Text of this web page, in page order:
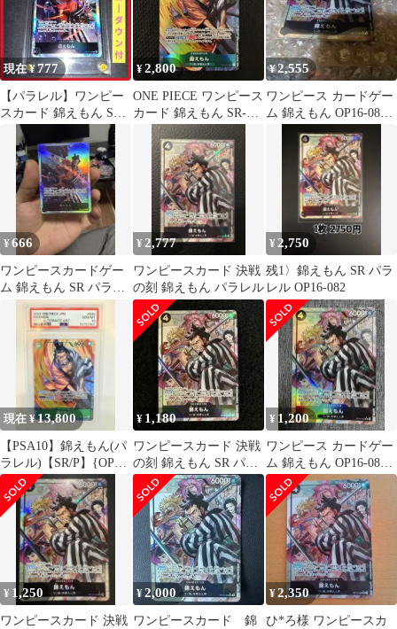
現在 ¥777
【パラレル】ワンピー
スカード 錦えもん SR
OP16-082 決戦の刻
¥2,800
ONE PIECE ワンピース
カード 錦えもん SR-P
OP01-040
¥2,555
ワンピース カードゲー
ム 錦えもん OP16-082
SR パラレル
¥666
ワンピースカードゲー
ム 錦えもん SR パラレ
¥2,777
ワンピースカード 決戦
の刻 錦えもん パラレル
¥2,750
残1〉錦えもん SR パラ
レル OP16-082
現在 ¥13,800
【PSA10】錦えもん(パ
ラレル)【SR/P】{OP01-
040}
¥ 1,180
ワンピースカード 決戦
の刻 錦えもん SR パラ
レル
¥ 1,200
ワンピース カードゲー
ム 錦えもん OP16-082
SR パラレル
¥ 1,250
ワンピースカード 決戦
¥2,000
ワンピースカード 錦
¥2,350
ひ*ろ様 ワンピースカ